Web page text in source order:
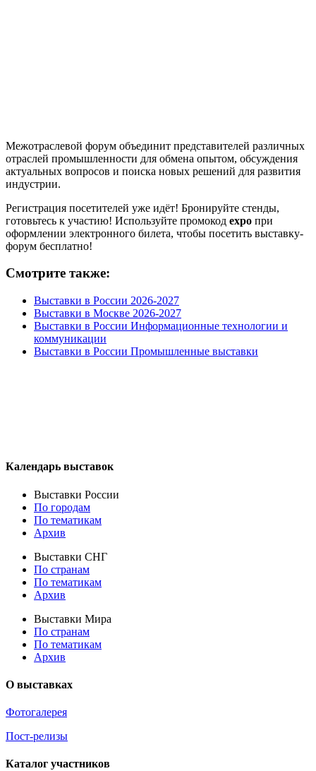
Межотраслевой форум объединит представителей различных
отраслей промышленности для обмена опытом, обсуждения
актуальных вопросов и поиска новых решений для развития
индустрии.
Регистрация посетителей уже идёт! Бронируйте стенды,
готовьтесь к участию! Используйте промокод expo при
оформлении электронного билета, чтобы посетить выставку-
форум бесплатно!
Смотрите также:
Выставки в России 2026-2027
Выставки в Москве 2026-2027
Выставки в России Информационные технологии и
коммуникации
Выставки в России Промышленные выставки
Календарь выставок
Выставки России
По городам
По тематикам
Архив
Выставки СНГ
По странам
По тематикам
Архив
Выставки Мира
По странам
По тематикам
Архив
О выставках
Фотогалерея
Пост-релизы
Каталог участников